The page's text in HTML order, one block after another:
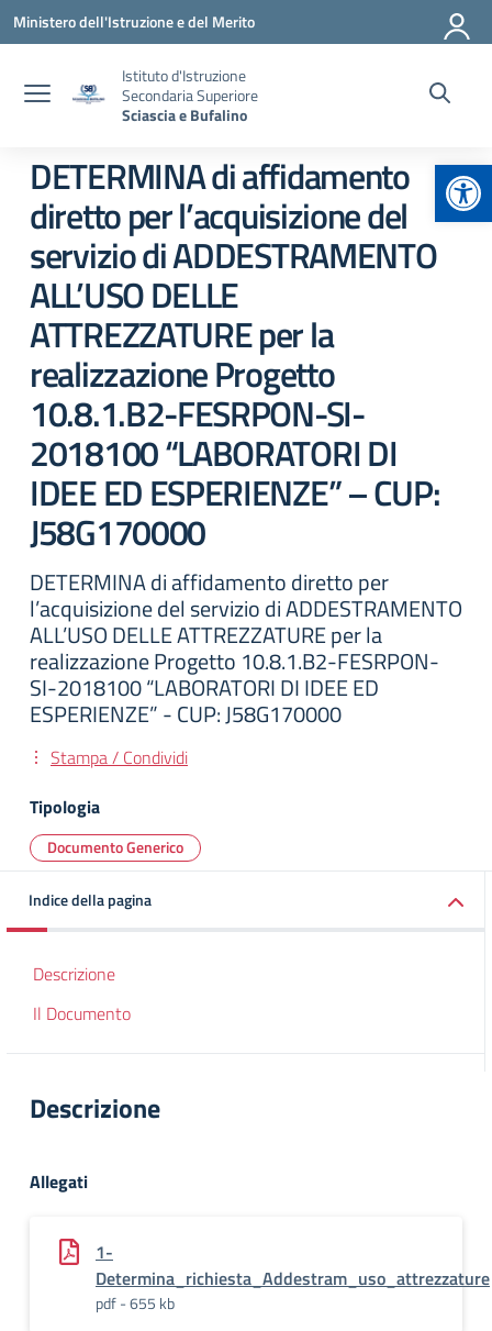
Vai ai contenuti
Vai al menu di navigazione
Vai al footer
Ministero dell'Istruzione e del Merito
Istituto d'Istruzione
Secondaria Superiore
Sciascia e Bufalino
DETERMINA di affidamento
diretto per l’acquisizione del
servizio di ADDESTRAMENTO
ALL’USO DELLE
ATTREZZATURE per la
realizzazione Progetto
10.8.1.B2-FESRPON-SI-
2018100 “LABORATORI DI
IDEE ED ESPERIENZE” – CUP:
J58G170000
DETERMINA di affidamento diretto per
l’acquisizione del servizio di ADDESTRAMENTO
ALL’USO DELLE ATTREZZATURE per la
realizzazione Progetto 10.8.1.B2-FESRPON-
SI-2018100 “LABORATORI DI IDEE ED
ESPERIENZE” - CUP: J58G170000
Stampa / Condividi
Tipologia
Documento Generico
Indice della pagina
Descrizione
Il Documento
Descrizione
Allegati
1-
Determina_richiesta_Addestram_uso_attrezzature
pdf - 655 kb